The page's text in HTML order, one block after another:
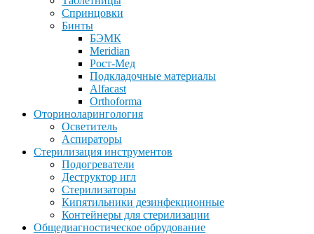
Спринцовки
Бинты
БЭМК
Meridian
Рост-Мед
Подкладочные материалы
Alfacast
Orthoforma
Оториноларингология
Осветитель
Аспираторы
Стерилизация инструментов
Подогреватели
Деструктор игл
Стерилизаторы
Кипятильники дезинфекционные
Контейнеры для стерилизации
Общедиагностическое обрудование